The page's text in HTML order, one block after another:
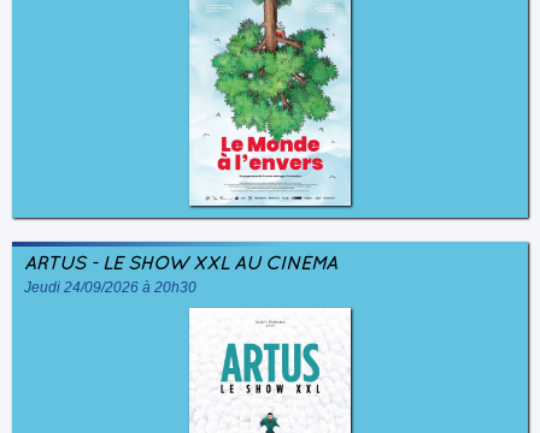
ARTUS - LE SHOW XXL AU CINÉMA
Jeudi 24/09/2026 à 20h30